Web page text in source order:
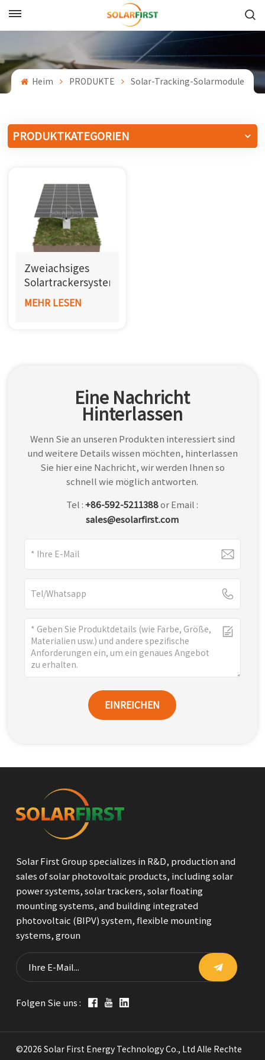
English
中文
Español
Português
日本語
한국어
بالعربية
Heim PRODUKTE Solar-Tracking-Solarmodule
PRODUKTKATEGORIEN
Zweiachsiges
Solartrackersystem
der Duo-Serie
MEHR LESEN
Eine Nachricht
Hinterlassen
Wenn Sie an unseren Produkten interessiert sind
und weitere Details wissen möchten, hinterlassen
Sie hier eine Nachricht, wir werden Ihnen so
schnell wie möglich antworten.
Tel :+86-592-5211388or Email :
sales@esolarfirst.com
EINREICHEN
Solar First Group specializes in R&D, production and
sales of solar photovoltaic products, including solar
power systems, solar trackers, solar floating
mounting systems, and building integrated
photovoltaic (BIPV) system, flexible mounting
systems, groun
Folgen Sie uns :
©2026 Solar First Energy Technology Co., Ltd Alle Rechte